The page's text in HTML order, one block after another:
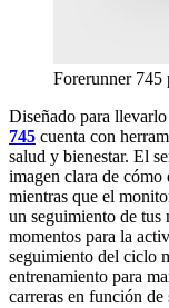
Forerunner 745
Diseñado para
745 cuenta con
salud y bienestar. El
imagen clara de cómo
mientras que el
un seguimiento de tus
momentos para la
seguimiento del ciclo
entrenamiento para
carreras en función de